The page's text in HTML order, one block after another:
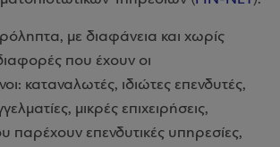
με διαφάνεια και χωρίς
που έχουν οι
καταναλωτές, ιδιώτες επενδυτές,
μικρές επιχειρήσεις,
παρέχουν επενδυτικές υπηρεσίες,